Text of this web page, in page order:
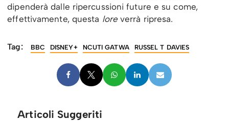
dipenderà dalle ripercussioni future e su come,
effettivamente, questa loreverrà ripresa.
Tag: BBC DISNEY+ NCUTI GATWA RUSSEL T DAVIES
Articoli Suggeriti